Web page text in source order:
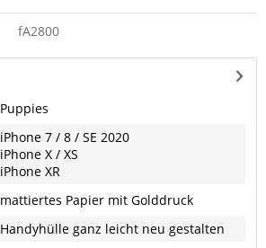
fA2800
Puppies
iPhone 7 / 8 / SE 2020
iPhone X / XS
iPhone XR
mattiertes Papier mit Golddruck
Handyhülle ganz leicht neu gestalten